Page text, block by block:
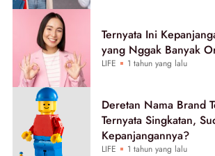
Ternyata Ini
yang Nggak Banyak
LIFE 1 tahun yang lalu
Deretan Nama Brand
Ternyata Singkatan,
Kepanjangannya?
LIFE 1 tahun yang lalu